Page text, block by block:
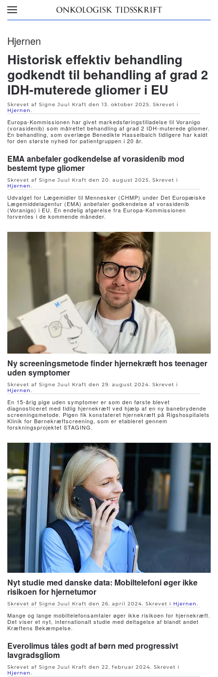
Skip to main content
Hjernen
Historisk effektiv behandling
godkendt til behandling af grad 2
IDH-muterede gliomer i EU
Skrevet af Signe Juul Kraft den 13. oktober 2025. Skrevet i
Hjernen.
Europa-Kommissionen har givet markedsføringstilladelse til Voranigo
(vorasidenib) som målrettet behandling af grad 2 IDH-muterede gliomer.
En behandling, som overlæge Benedikte Hasselbalch tidligere har kaldt
for den største nyhed for patientgruppen i 20 år.
EMA anbefaler godkendelse af vorasidenib mod
bestemt type gliomer
Skrevet af Signe Juul Kraft den 20. august 2025. Skrevet i
Hjernen.
Udvalget for Lægemidler til Mennesker (CHMP) under Det Europæiske
Lægemiddelagentur (EMA) anbefaler godkendelse af vorasidenib
(Voranigo) i EU. En endelig afgørelse fra Europa-Kommissionen
forventes i de kommende måneder.
Ny screeningsmetode finder hjernekræft hos teenager
uden symptomer
Skrevet af Signe Juul Kraft den 29. august 2024. Skrevet i
Hjernen.
En 15-årig pige uden symptomer er som den første blevet
diagnosticeret med tidlig hjernekræft ved hjælp af en ny banebrydende
screeningsmetode. Pigen fik konstateret hjernekræft på Rigshospitalets
Klinik for Børnekræftscreening, som er etableret gennem
forskningsprojektet STAGING.
Nyt studie med danske data: Mobiltelefoni øger ikke
risikoen for hjernetumor
Skrevet af Signe Juul Kraft den 26. april 2024. Skrevet i Hjernen.
Mange og lange mobiltelefonsamtaler øger ikke risikoen for hjernekræft.
Det viser et nyt, internationalt studie med deltagelse af blandt andet
Kræftens Bekæmpelse.
Everolimus tåles godt af børn med progressivt
lavgradsgliom
Skrevet af Signe Juul Kraft den 22. februar 2024. Skrevet i
Hjernen.